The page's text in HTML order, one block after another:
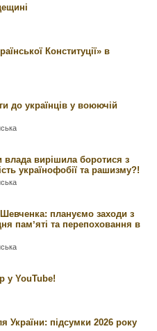
Конституції» в
до українців у воюючій
влада вирішила боротися з
українофобії та рашизму?!
плануємо заходи з
памʼяті та перепоховання в
у YouTube!
підсумки 2026 року